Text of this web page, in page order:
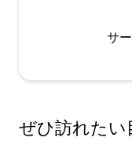
サ
ぜひ訪⁠れ⁠た⁠い